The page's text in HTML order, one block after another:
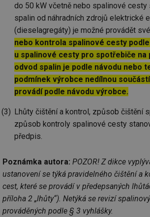
do 50 kW včetně nebo spalinové
spalin od náhradních zdrojů elektrické
(dieselagregáty) je možné provádět
nebo kontrola spalinové cesty
u spalinové cesty pro spotřebiče na
odvod spalin je podle návodu nebo
podmínek výrobce nedílnou
provádí podle návodu výrobce.
Lhůty čištění a kontrol, způsob čištění
způsob kontroly spalinové cesty
předpis.
Poznámka autora: POZOR! Z dikce
ustanovení se týká pravidelného čištění a
cest, které se provádí v předepsaných
příloha 2 „lhůty“). Netýká se revizí
prováděných podle § 3 vyhlášky.